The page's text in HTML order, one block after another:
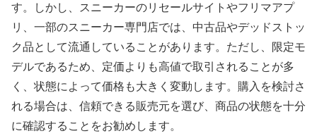
す。しかし、スニーカーのリセールサイトやフリマアプ
リ、一部のスニーカー専門店では、中古品やデッドストッ
ク品として流通していることがあります。ただし、限定モ
デルであるため、定価よりも高値で取引されることが多
く、状態によって価格も大きく変動します。購入を検討さ
れる場合は、信頼できる販売元を選び、商品の状態を十分
に確認することをお勧めします。